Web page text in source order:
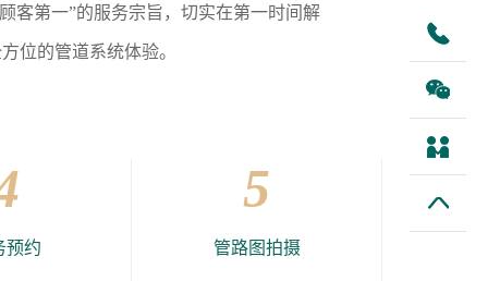
客第一”的服务宗旨，切实在第一时间解
位的管道系统体验。
预约
5
管路图拍摄